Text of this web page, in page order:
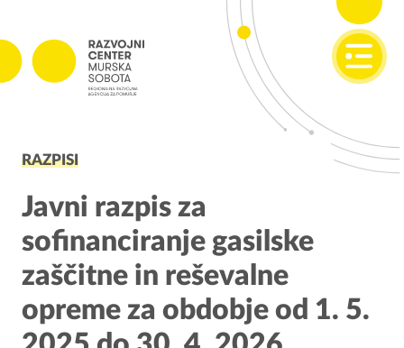
Projekti v izvajanju
Zaključeni projekti
PODJETNIŠTVO
SPOT
Invest Pomurje
PONI
RAZPISI
Javni razpis za
sofinanciranje gasilske
zaščitne in reševalne
opreme za obdobje od 1. 5.